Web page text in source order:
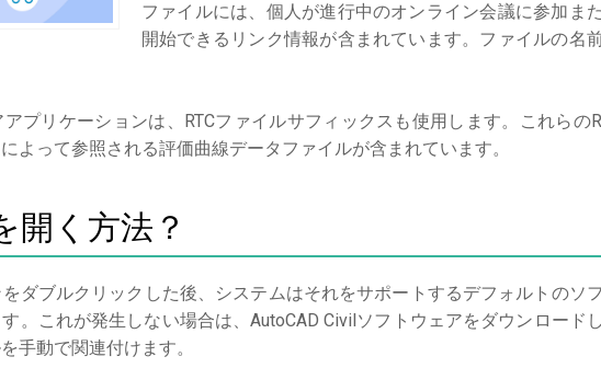
ファイルには、個人が進行中のオンライン会議に参加ま
開始できるリンク情報が含まれています。ファイルの名
プリケーションは、RTCファイルサフィックスも使用します。これらの
よって参照される評価曲線データファイルが含まれています。
開く方法？
ダブルクリックした後、システムはそれをサポートするデフォルトのソ
。これが発生しない場合は、AutoCAD Civilソフトウェアをダウンロード
手動で関連付けます。